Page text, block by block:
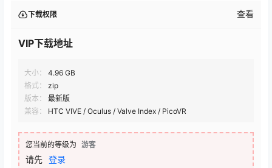
下载权限 查看
VIP下载地址
大小：
4.96 GB
格式：
zip
版本：
最新版
兼容：
HTC VIVE / Oculus / Valve Index / PicoVR
您当前的等级为 游客
请先 登录